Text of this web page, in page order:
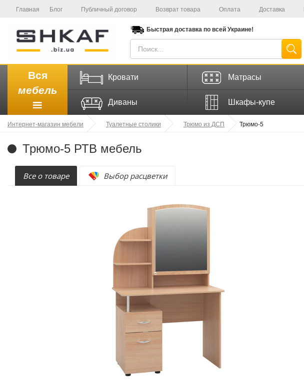
Главная Блог Публичный договор Возврат товара Оплата Доставка
Быстрая доставка по всей Украине!
Вся
мебель
Кровати Матрасы
Диваны Шкафы-купе
Интернет-магазин мебели Туалетные столики Трюмо из ДСП Трюмо-5
Трюмо-5 РТВ мебель
Все о товаре Выбор расцветки